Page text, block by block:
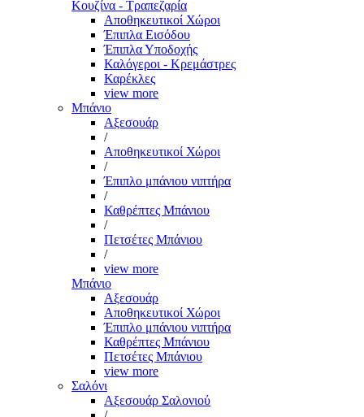
Κουζίνα - Τραπεζαρία
Αποθηκευτικοί Χώροι
Έπιπλα Εισόδου
Έπιπλα Υποδοχής
Καλόγεροι - Κρεμάστρες
Καρέκλες
view more
Μπάνιο
Αξεσουάρ
/
Αποθηκευτικοί Χώροι
/
Έπιπλο μπάνιου νιπτήρα
/
Καθρέπτες Μπάνιου
/
Πετσέτες Μπάνιου
/
view more
Μπάνιο
Αξεσουάρ
Αποθηκευτικοί Χώροι
Έπιπλο μπάνιου νιπτήρα
Καθρέπτες Μπάνιου
Πετσέτες Μπάνιου
view more
Σαλόνι
Αξεσουάρ Σαλονιού